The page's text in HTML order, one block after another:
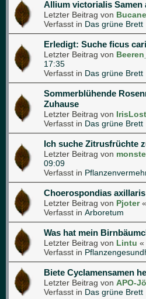
Allium victorialis Samen
Letzter Beitrag von
Verfasst in Das grüne Brett
Erledigt: Suche ficus
Letzter Beitrag von
17:35
Verfasst in Das grüne Brett
Sommerblühende
Zuhause
Letzter Beitrag von IrisLost
Verfasst in Das grüne Brett
Ich suche Zitrusfrüchte
Letzter Beitrag von
09:09
Verfasst in
Choerospondias
Letzter Beitrag von Pjoter«
Verfasst in Arboretum
Was hat mein
Letzter Beitrag von Lintu «
Verfasst in
Biete Cyclamensamen
Letzter Beitrag von APO-
Verfasst in Das grüne Brett